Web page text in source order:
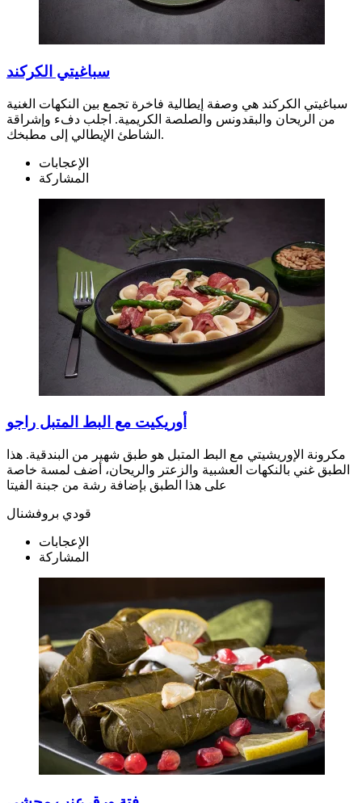
سباغيتي الكركند
سباغيتي الكركند هي وصفة إيطالية فاخرة تجمع بين النكهات الغنية
من الريحان والبقدونس والصلصة الكريمية. اجلب دفء وإشراقة
الشاطئ الإيطالي إلى مطبخك.
الإعجابات
المشاركة
أوريكيت مع البط المتبل راجو
مكرونة الإوريشيتي مع البط المتبل هو طبق شهير من البندقية. هذا
الطبق غني بالنكهات العشبية والزعتر والريحان، أضف لمسة خاصة
على هذا الطبق بإضافة رشة من جبنة الفيتا
قودي بروفشنال
الإعجابات
المشاركة